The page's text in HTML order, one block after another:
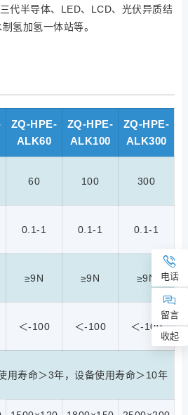
代半导体、LED、LCD、光伏异质结
氢加氢一体站等。
ZQ-HPE-
ALK60
ZQ-HPE-
ALK100
ZQ-HPE-
ALK300
60 100 300
0.1-1 0.1-1 0.1-1
≥9N ≥9N ≥9N
＜-100 ＜-100 ＜-100
用寿命＞3年，设备使用寿命＞10年
电话
留言
收起